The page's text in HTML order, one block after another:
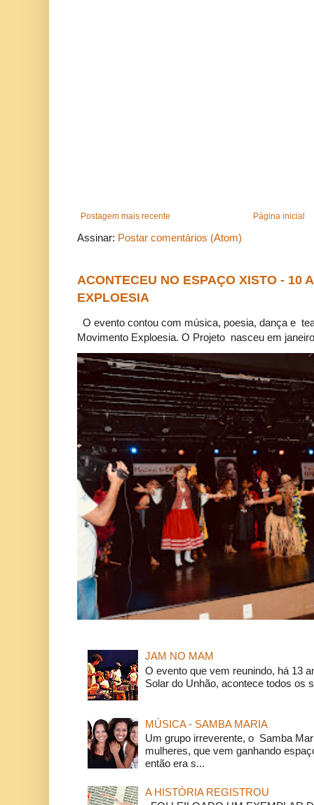
Postagem mais recente Página inicial
Assinar: Postar comentários (Atom)
ACONTECEU NO ESPAÇO XISTO - 10
EXPLOESIA
O evento contou com música, poesia, dança e
Movimento Exploesia. O Projeto nasceu em
JAM NO MAM
O evento que vem reunindo, há 13
Solar do Unhão, acontece todos os
MÚSICA - SAMBA MARIA
Um grupo irreverente, o Samba
mulheres, que vem ganhando
então era s...
A HISTÓRIA REGISTROU